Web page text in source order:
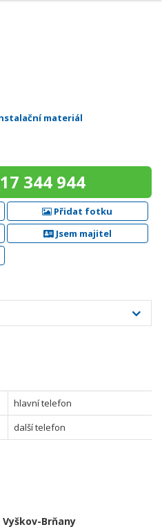
materiál
344 944
Přidat fotku
Jsem majitel
hlavní telefon
další telefon
Vyškov-Brňany